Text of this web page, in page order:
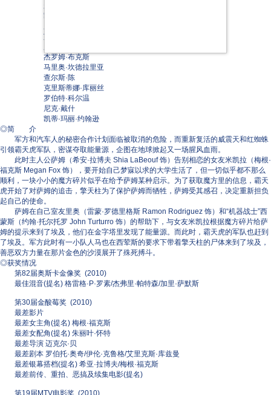
凯文·迈克尔·理查德森
艾丽卡·琳恩·马克扎雷克
杰罗姆·布克斯
马里奥·坎德拉里亚
查尔斯·陈
克里斯蒂娜·库丽丝
罗伯特·科尔温
尼克·戴什
凯蒂·玛丽·约翰逊
◎简 介
军方和汽车人的秘密合作计划面临被取消的危险，而重新复活的威震天和红蜘蛛
引领霸天虎军队，密谋夺取能量源，企图在地球掀起又一场腥风血雨。
此时主人公萨姆（希安·拉博夫 Shia LaBeouf 饰）告别相恋的女友米凯拉（梅根·
福克斯 Megan Fox 饰），要开始自己梦寐以求的大学生活了，但一切似乎都不那么
顺利，一块小小的魔方碎片似乎在给予萨姆某种启示。为了获取魔方里的信息，霸天
虎开始了对萨姆的追击，擎天柱为了保护萨姆而牺牲，萨姆受其感召，决定重新担负
起自己的使命。
萨姆在自己室友里奥（雷蒙·罗德里格斯 Ramon Rodriguez 饰）和“机器战士”西
蒙斯（约翰·托尔托罗 John Turturro 饰）的帮助下，与女友米凯拉根据魔方碎片给萨
姆的提示来到了埃及，他们在金字塔里发现了能量源。而此时，霸天虎的军队也赶到
了埃及。军方此时有一小队人马也在西荤斯的要求下带着擎天柱的尸体来到了埃及，
善恶双方力量在那片金色的沙漠展开了殊死搏斗。
◎获奖情况
第82届奥斯卡金像奖 (2010)
最佳混音(提名) 格雷格·P·罗素/杰弗里·帕特森/加里·萨默斯
第30届金酸莓奖 (2010)
最差影片
最差女主角(提名) 梅根·福克斯
最差女配角(提名) 朱丽叶·怀特
最差导演 迈克尔·贝
最差剧本 罗伯托·奥奇/伊伦·克鲁格/艾里克斯·库兹曼
最差银幕搭档(提名) 希亚·拉博夫/梅根·福克斯
最差前传、重拍、恶搞及续集电影(提名)
第19届MTV电影奖 (2010)